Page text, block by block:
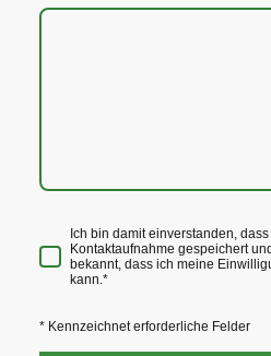
Ich bin damit einverstanden,
Kontaktaufnahme gespeichert
bekannt, dass ich meine
kann.*
* Kennzeichnet erforderliche Felder